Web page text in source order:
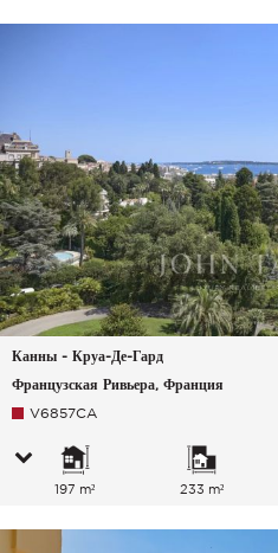
Канны - Круа-Де-Гард
Французская Ривьера, Франция
V6857CA
197 m² 233 m²